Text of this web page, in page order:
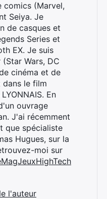
comics (Marvel,
Seiya. Je
de casques et
Series et
EX. Je suis
Wars, DC
cinéma et de
dans le film
En
ouvrage
J'ai récemment
que spécialiste
Hugues, sur la
moi sur
l'auteur